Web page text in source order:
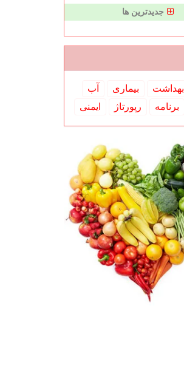
جدیدترین ها
بهداشت بیماری
آب
برنامه رپورتاژ ایمنی